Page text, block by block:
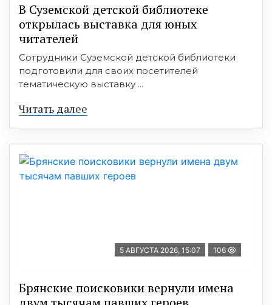
В Суземской детской библиотеке
открылась выставка для юных
читателей
Сотрудники Суземской детской библиотеки
подготовили для своих посетителей
тематическую выставку ...
Читать далее
5 АВГУСТА 2026, 15:07 106
Брянские поисковики вернули имена